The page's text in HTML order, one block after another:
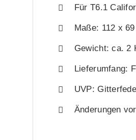
Für T6.1
Maße: 112 x
Gewicht: ca. 2
Lieferumfang:
UVP:
Änderungen